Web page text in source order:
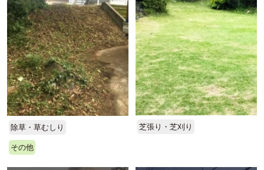
除草・草むしり
その他
芝張り・芝刈り